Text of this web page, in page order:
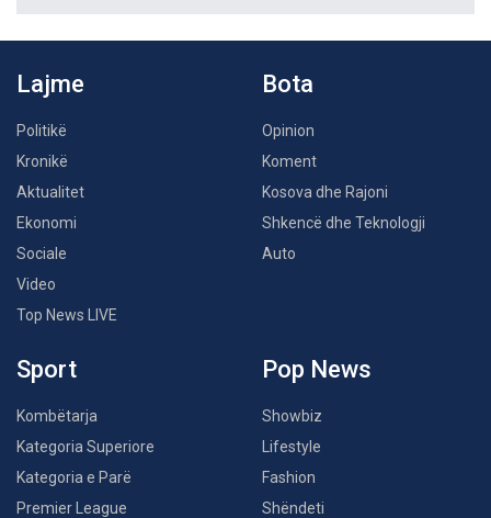
Lajme
Politikë
Kronikë
Aktualitet
Ekonomi
Sociale
Video
Top News LIVE
Bota
Opinion
Koment
Kosova dhe Rajoni
Shkencë dhe Teknologji
Auto
Sport
Kombëtarja
Kategoria Superiore
Kategoria e Parë
Premier League
Pop News
Showbiz
Lifestyle
Fashion
Shëndeti